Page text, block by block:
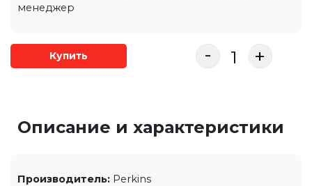
менеджер
Купить - +
Описание и характеристики
Производитель: Perkins